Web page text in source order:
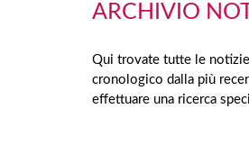
ARCHIVIO
Qui trovate tutte le
cronologico dalla più
effettuare una ricerca